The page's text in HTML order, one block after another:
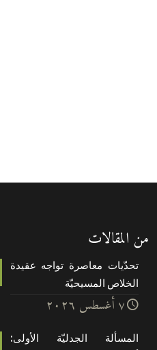
من المقالات
تحدّيات معاصرة تواجه عقيدة
الخلاص المسيحيّة
۷ أغسطس ۲۰۲٦
المسألة الجدليّة الأولى: